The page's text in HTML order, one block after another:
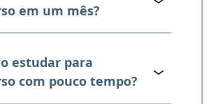
em um mês?
estudar para
com pouco tempo?